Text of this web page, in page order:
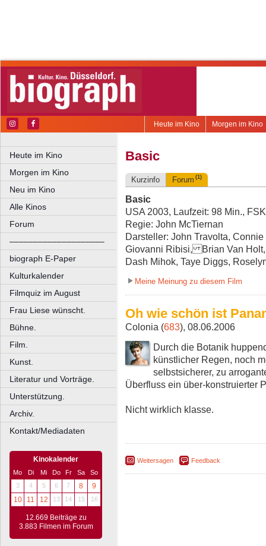
Morgen im Kino
Heute im Kino
Heute im Kino
Morgen im Kino
Neu im Kino
Alle Kinos
Forum
––––––––––––––––––––
biograph E-Paper
Kulturkalender
Filmquiz im August
Frau Liese wünscht.
Bühne.
Film.
Kunst.
Literatur und Vorträge.
Unterstützung.
Archiv.
Kontakt/Mediadaten
Kinokalender
Mo Di Mi Do Fr Sa
So
3
4 5 6 7 8
9
10
11 12 13 14 15 16
12.669 Beiträge zu
3.883 Filmen im Forum
Basic
Kurzinfo Forum (1)
Basic
USA 2003, Laufzeit: 98 Min.,
Regie: John McTiernan
Darsteller: John Travolta,
Giovanni Ribisi, Brian Van Holt,
Dash Mihok, Taye Diggs,
Meine Meinung zu diesem Film
Oh wie schön ist
Colonia (683), 08.06.2006
Durch die Botanik
künstlicher Regen, noch
selbstsicherer, zu
Überfluss ein über-konstruierter
Nicht wirklich klasse.
Weitersagen Feedback